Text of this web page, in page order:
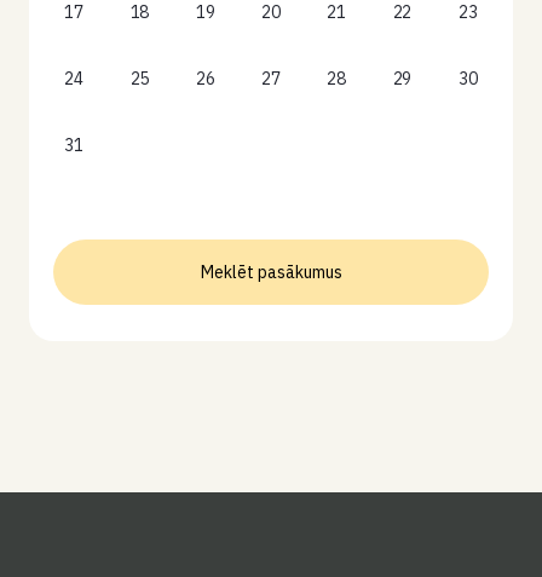
17 18 19 20 21 22 23
24 25 26 27 28 29 30
31
Meklēt pasākumus